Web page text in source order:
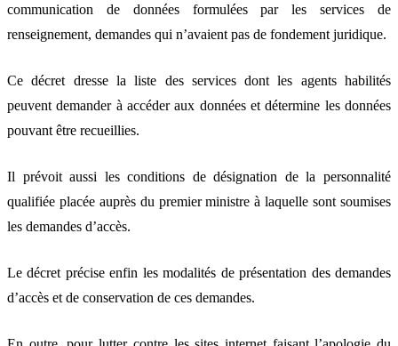
communication de données formulées par les services de
renseignement, demandes qui n’avaient pas de fondement juridique.
Ce décret dresse la liste des services dont les agents habilités
peuvent demander à accéder aux données et détermine les données
pouvant être recueillies.
Il prévoit aussi les conditions de désignation de la personnalité
qualifiée placée auprès du premier ministre à laquelle sont soumises
les demandes d’accès.
Le décret précise enfin les modalités de présentation des demandes
d’accès et de conservation de ces demandes.